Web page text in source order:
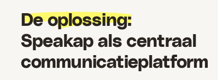
De oplossing:
Speakap als centraal
communicatieplatform